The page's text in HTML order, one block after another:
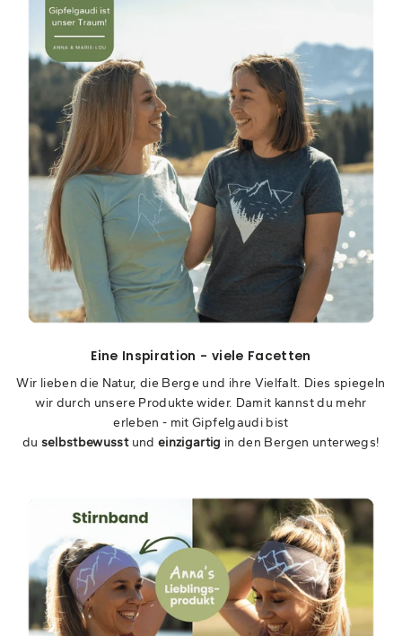
Eine Inspiration - viele Facetten
Wir lieben die Natur, die Berge und ihre Vielfalt. Dies spiegeln
wir durch unsere Produkte wider. Damit kannst du mehr
erleben - mit Gipfelgaudi bist
du selbstbewusst und einzigartig in den Bergen unterwegs!